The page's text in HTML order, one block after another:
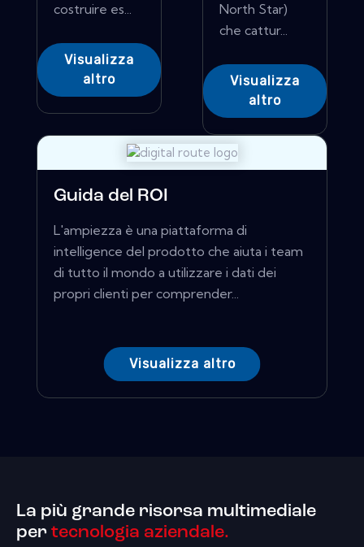
costruire es...
Visualizza
altro
North Star)
che cattur...
Visualizza
altro
Guida del ROI
L'ampiezza è una piattaforma di
intelligence del prodotto che aiuta i team
di tutto il mondo a utilizzare i dati dei
propri clienti per comprender...
Visualizza altro
La più grande risorsa multimediale
per tecnologia aziendale.